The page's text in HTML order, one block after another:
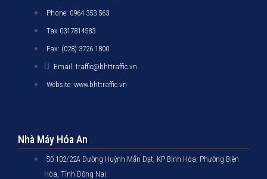
Phone: 0964 353 563
Tax 0317814583
Fax: (028) 3726 1800
Email: traffic@bhttraffic.vn
Website: www.bhttraffic.vn
Nhà Máy Hóa An
Số 102/22A Đường Huỳnh Mẫn Đạt, KP Bình Hóa, Phường Biên
Hòa, Tỉnh Đồng Nai.